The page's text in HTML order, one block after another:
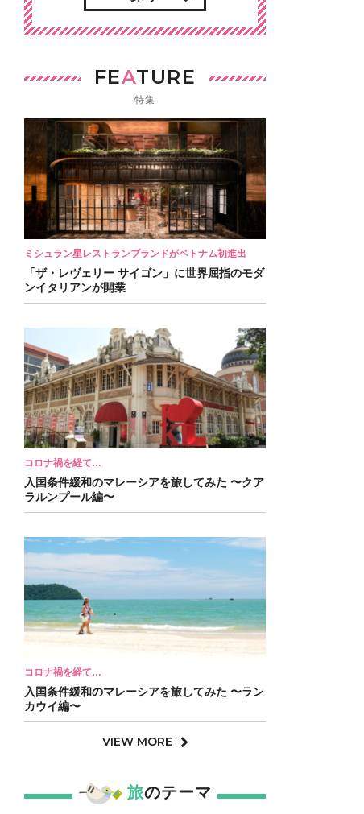
FEATURE
特集
ミシュラン星レストランブランドがベトナム初進出
「ザ・レヴェリー サイゴン」に世界屈指のモダ
ンイタリアンが開業
コロナ禍を経て…
入国条件緩和のマレーシアを旅してみた 〜クア
ラルンプール編〜
コロナ禍を経て…
入国条件緩和のマレーシアを旅してみた 〜ラン
カウイ編〜
VIEW MORE
旅のテーマ